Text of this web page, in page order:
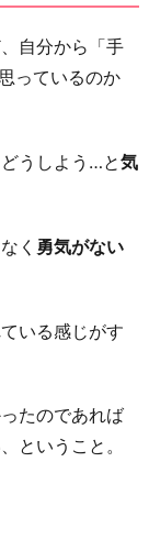
自分から「手
っているのか
うしよう…と気
く 勇気がない
いる感じがす
たのであれば
ということ。